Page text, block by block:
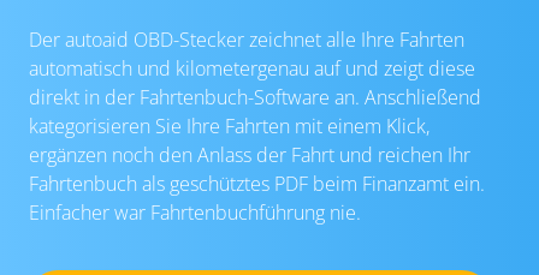
Der autoaid OBD-Stecker zeichnet alle Ihre Fahrten
automatisch und kilometergenau auf und zeigt diese
direkt in der Fahrtenbuch-Software an. Anschließend
kategorisieren Sie Ihre Fahrten mit einem Klick,
ergänzen noch den Anlass der Fahrt und reichen Ihr
Fahrtenbuch als geschütztes PDF beim Finanzamt ein.
Einfacher war Fahrtenbuchführung nie.